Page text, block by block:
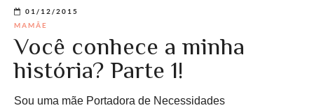
01/12/2015
MAMÃE
Você conhece a minha
história? Parte 1!
Sou uma mãe Portadora de Necessidades